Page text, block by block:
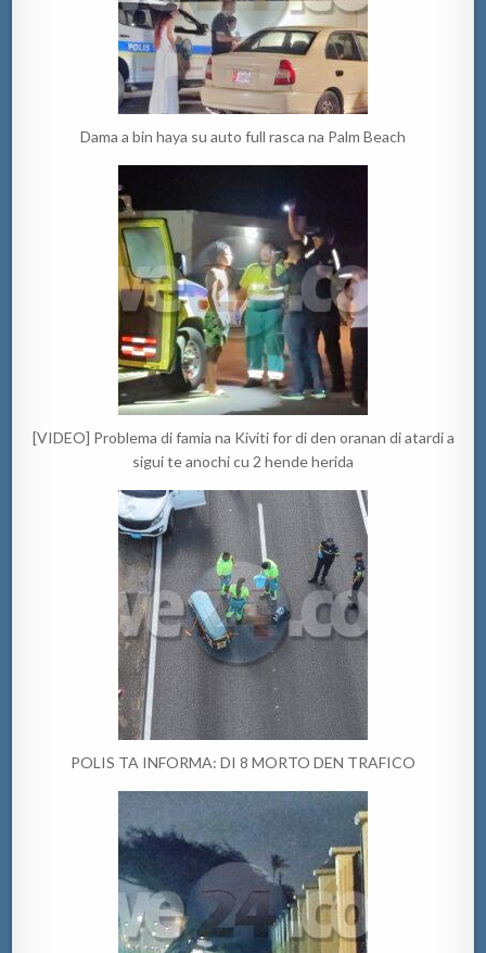
Dama a bin haya su auto full rasca na Palm Beach
[VIDEO] Problema di famia na Kiviti for di den oranan di atardi a
sigui te anochi cu 2 hende herida
POLIS TA INFORMA: DI 8 MORTO DEN TRAFICO